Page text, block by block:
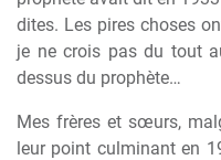
dites. Les pires choses
je ne crois pas du tout
dessus du prophète…
Mes frères et sœurs,
leur point culminant en